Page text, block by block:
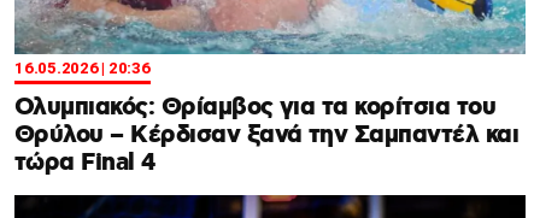
16.05.2026 | 20:36
Ολυμπιακός: Θρίαμβος για τα κορίτσια του
Θρύλου – Κέρδισαν ξανά την Σαμπαντέλ και
τώρα Final 4